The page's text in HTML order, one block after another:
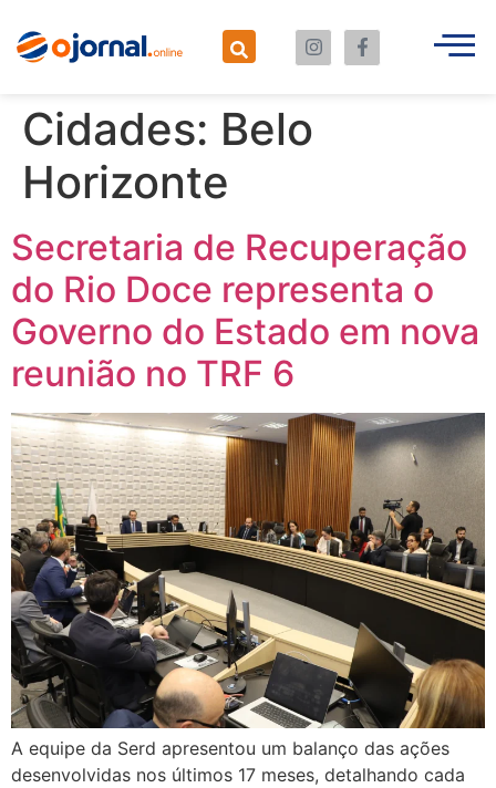
Cidades: Belo
Horizonte
Secretaria de Recuperação
do Rio Doce representa o
Governo do Estado em nova
reunião no TRF 6
A equipe da Serd apresentou um balanço das ações
desenvolvidas nos últimos 17 meses, detalhando cada